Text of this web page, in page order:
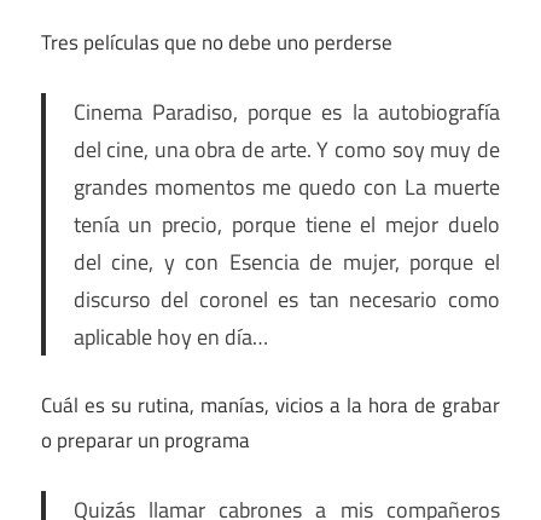
Tres películas que no debe uno perderse
Cinema Paradiso, porque es la autobiografía
del cine, una obra de arte. Y como soy muy de
grandes momentos me quedo con La muerte
tenía un precio, porque tiene el mejor duelo
del cine, y con Esencia de mujer, porque el
discurso del coronel es tan necesario como
aplicable hoy en día…
Cuál es su rutina, manías, vicios a la hora de grabar
o preparar un programa
Quizás llamar cabrones a mis compañeros